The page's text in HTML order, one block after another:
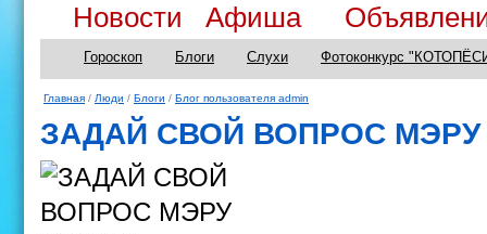
Новости Афиша
Гороскоп Блоги Слухи Фотоконкурс
Главная / Люди / Блоги / Блог пользователя admin
ЗАДАЙ СВОЙ ВОПРОС